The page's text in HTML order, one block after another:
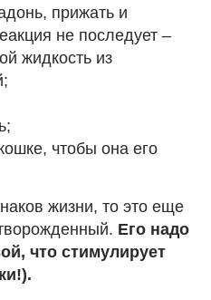
прижать и
не последует –
жидкость из
чтобы она его
жизни, то это еще
Его надо
что стимулирует